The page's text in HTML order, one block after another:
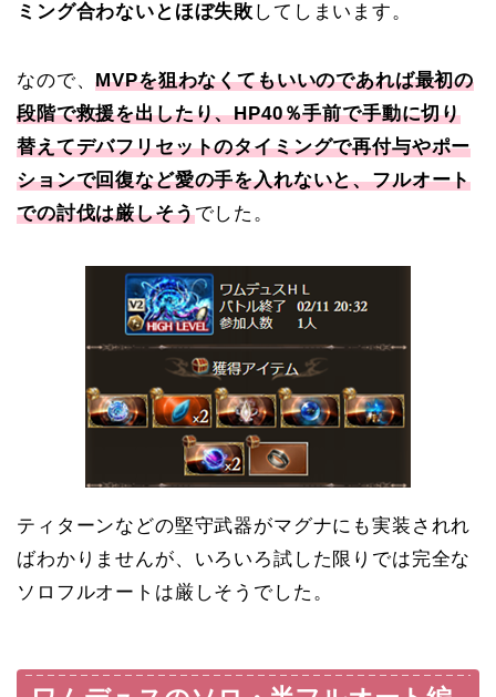
ミング合わないとほぼ失敗 してしまいます。
なので、MVPを狙わなくてもいいのであれば最初の
段階で救援を出したり、HP40％手前で手動に切り
替えてデバフリセットのタイミングで再付与やポー
ションで回復など愛の手を入れないと、フルオート
での討伐は厳しそうでした。
ティターンなどの堅守武器がマグナにも実装されれ
ばわかりませんが、いろいろ試した限りでは完全な
ソロフルオートは厳しそうでした。